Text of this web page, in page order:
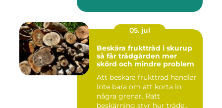
05. jul
Beskära fruktträd i skurup
så får trädgården mer
skörd och mindre problem
Att beskära fruktträd handlar
inte bara om att korta in
några grenar. Rätt
beskärning styr hur träde...